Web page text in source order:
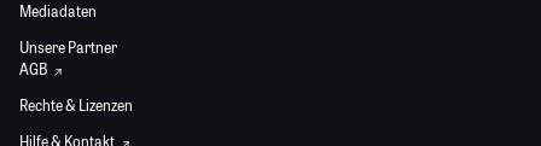
Mediadaten
Unsere Partner
AGB
Rechte & Lizenzen
Hilfe & Kontakt